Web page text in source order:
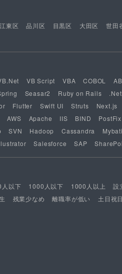
江東区 品川区 目黒区 大田区 世田
VB Script VBA COBOL
Seasar2 Ruby on Rails
Flutter Swift UI Struts Next.js
AWS
Apache IIS BIND PostFix
SVN Hadoop Cassandra
Salesforce SAP
以下 1000人以下 1000人以上 設
残業少なめ 離職率が低い 土日祝